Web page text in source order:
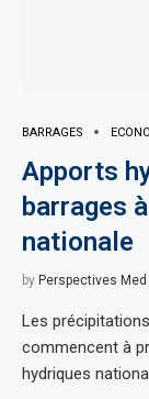
BARRAGES
Apports
barrages
nationale
by Perspectives Med
Les
commencent à
hydriques